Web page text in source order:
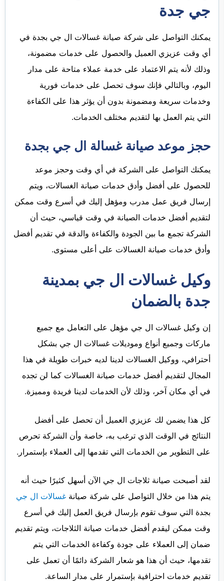
جي جدة
يمكنك التواصل على شركة صيانة غسالات ال جي بجدة في
أي وقت عزيزي العميل والحصول على خدمات مضمونة،
وذلك لأنه يتم الاعتماد على خدمة عملاء متاحة على مدار
اليوم، وبالتالي فإنك سوف تحصل على خدمات فورية
وخدمات سريعة ومضمونة بدون أن يؤثر هذا على الكفاءة
التي يتم العمل بها لتقديم مختلف الخدمات.
حجز موعد صيانة غسالة ال جي بجدة
يمكنك التواصل على الشركة في أي وقت وحجز موعد
للحصول على أفضل وأدق خدمات صيانة الغسالات، ويتم
إرسال فريق عمل مدرب ومؤهل إليك في أسرع وقت ممكن
لتقديم أفضل خدمات الصيانة في وقت قياسي، حيث أن
الشركة تجمع ما بين الجودة والكفاءة والدقة في تقديم أفضل
وأدق خدمات صيانة الغسالات على أعلى مستوى.
وكيل غسالات ال جي بمدينة
جدة بالضمان
إن وكيل غسالات ال جي مؤهل على التعامل مع جميع
ماركات وجميع أنواع وموديلات غسالات ال جي بشكل
أحترافي، ووكيل الغسالات لدينا لديه خبرات طويلة في هذا
المجال لتقديم أفضل خدمات صيانة الغسالات كما لن تجده
في أي مكان آخر، وذلك لأن الخدمات لدينا فريدة ومميزة.
كل هذا يضمن لك عزيزي العميل أن تحصل على أفضل
النتائج في الوقت الذي ترغب به، خاصة وأن الشركة تحرص
على التطوير من الخدمات التي تقدمها إلى العملاء بإستمرار.
لقد أصبحت صيانة ثلاجات ال جي الآن أسهل كثيرًا حيث أنه
يتم هذا من خلال التواصل على شركة صيانة غسالات ال جي
بجدة التي سوف تقوم بإرسال فريق العمل إليك في أسرع
وقت ممكن ليقدم أفضل خدمات صيانة الثلاجات، ويتم تقديم
ضمان إلى العملاء على جودة وكفاءة الخدمات التي يتم
تقدمها، حيث أن هذا هو شعار الشركة دائمًا أن تعمل على
تقديم خدمات احترافية بإستمرار على مدار الساعة.